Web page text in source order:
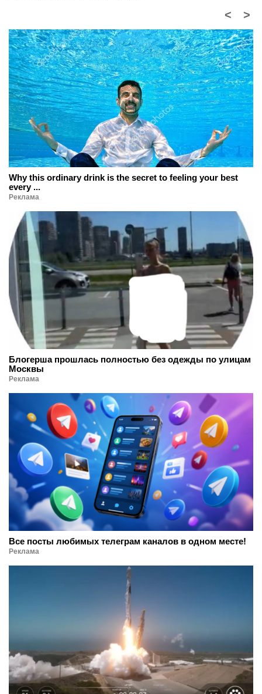
>
<
Why this ordinary drink is the secret to feeling your best
every ...
Реклама
Блогерша прошлась полностью без одежды по улицам
Москвы
Реклама
Все посты любимых телеграм каналов в одном месте!
Реклама